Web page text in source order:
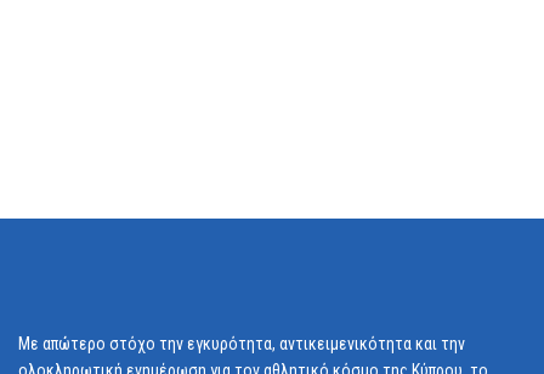
Με απώτερο στόχο την εγκυρότητα, αντικειμενικότητα και την